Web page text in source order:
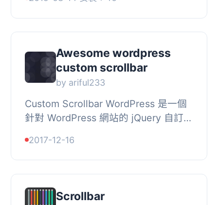
統一一致。您可以從此設定頁面更改捲
軸的大小、...
Awesome wordpress
custom scrollbar
by ariful233
Custom Scrollbar WordPress 是一個
針對 WordPress 網站的 jQuery 自訂捲
軸功能，提供了捲軸邊框樣式、顏色、
邊框、邊框...
2017-12-16
Scrollbar